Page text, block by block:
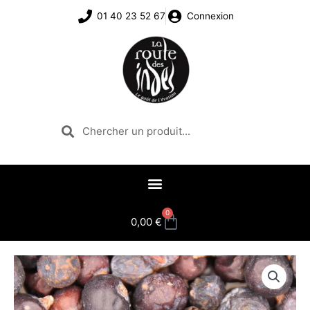
01 40 23 52 67 Connexion
RechercherRechercher
0,00 €
0
Panier
quantité
de
Baies